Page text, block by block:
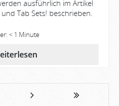
ausführlich im Artikel
Tab Sets! beschrieben.
< 1 Minute